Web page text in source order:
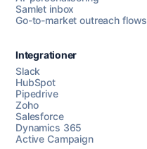
Chat med os
Samlet inbox
Go-to-market outreach flows
Integrationer
Slack
HubSpot
Pipedrive
Zoho
Salesforce
Dynamics 365
Active Campaign